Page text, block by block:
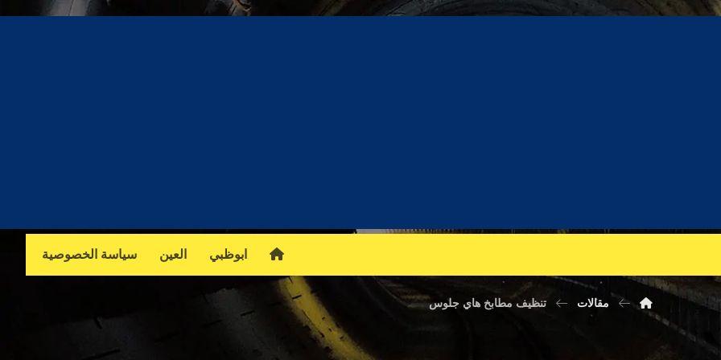
ابوظبي العين سياسة الخصوصية
مقالات تنظيف مطابخ هاي جلوس